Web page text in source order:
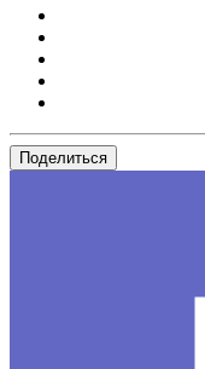
Поделиться